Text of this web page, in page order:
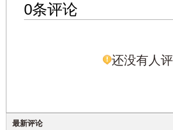
0条评论
还没有人
最新评论